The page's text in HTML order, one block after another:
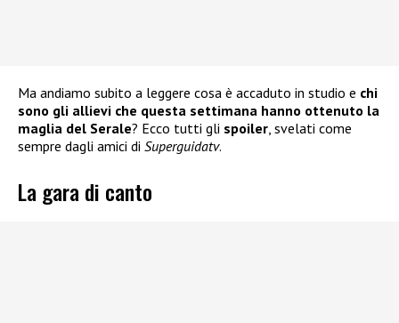
Ma andiamo subito a leggere cosa è accaduto in studio e chi
sono gli allievi che questa settimana hanno ottenuto la
maglia del Serale? Ecco tutti gli spoiler, svelati come
sempre dagli amici di Superguidatv.
La gara di canto